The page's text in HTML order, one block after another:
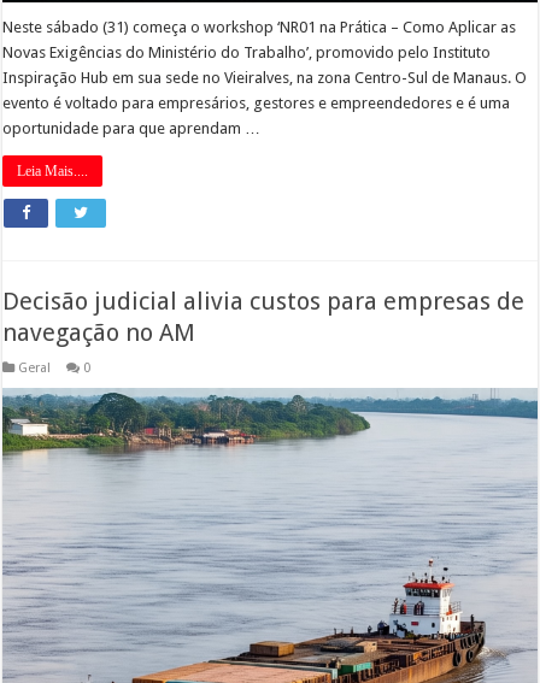
Neste sábado (31) começa o workshop ‘NR01 na Prática – Como Aplicar as
Novas Exigências do Ministério do Trabalho’, promovido pelo Instituto
Inspiração Hub em sua sede no Vieiralves, na zona Centro-Sul de Manaus. O
evento é voltado para empresários, gestores e empreendedores e é uma
oportunidade para que aprendam …
Leia Mais....
Decisão judicial alivia custos para empresas de
navegação no AM
Geral 0